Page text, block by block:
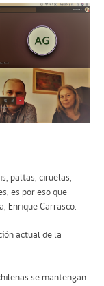
paltas, ciruelas,
es por eso que
Enrique Carrasco.
actual de la
se mantengan